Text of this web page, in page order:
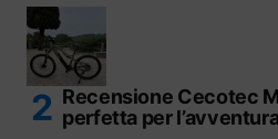
Recensione Cecotec
perfetta per